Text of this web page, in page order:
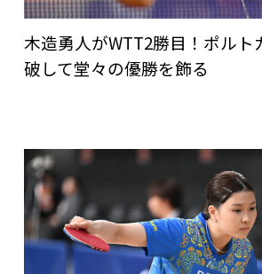
木造勇人がWTT2勝目！ポルト
破して堂々の優勝を飾る